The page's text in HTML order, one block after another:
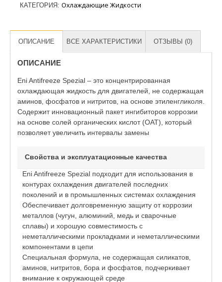
КАТЕГОРИЯ: Охлаждающие Жидкости
ОПИСАНИЕ ВСЕ ХАРАКТЕРИСТИКИ ОТЗЫВЫ (0)
ОПИСАНИЕ
Eni Antifreeze Spezial – это концентрированная
охлаждающая жидкость для двигателей, не содержащая
аминов, фосфатов и нитритов, на основе этиленгликоля.
Содержит инновационный пакет ингибиторов коррозии
на основе солей органических кислот (ОАТ), который
позволяет увеличить интервалы замены
Свойства и эксплуатационные качества
Eni Antifreeze Spezial подходит для использования в
контурах охлаждения двигателей последних
поколений и в промышленных системах охлаждения
Обеспечивает долговременную защиту от коррозии
металлов (чугун, алюминий, медь и сварочные
сплавы) и хорошую совместимость с
неметаллическими прокладками и неметаллическими
компонентами в цепи
Специальная формула, не содержащая силикатов,
аминов, нитритов, бора и фосфатов, подчеркивает
внимание к окружающей среде